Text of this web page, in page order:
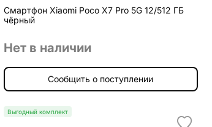
Смартфон Xiaomi Poco X7 Pro 5G 12/512 ГБ
чёрный
Нет в наличии
Сообщить о поступлении
Выгодный комплект